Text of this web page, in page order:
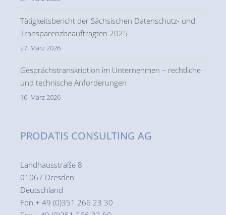
Tätigkeitsbericht der Sächsischen Datenschutz- und
Transparenzbeauftragten 2025
27. März 2026
Gesprächstranskription im Unternehmen – rechtliche
und technische Anforderungen
16. März 2026
PRODATIS CONSULTING AG
Landhausstraße 8
01067 Dresden
Deutschland
Fon + 49 (0)351 266 23 30